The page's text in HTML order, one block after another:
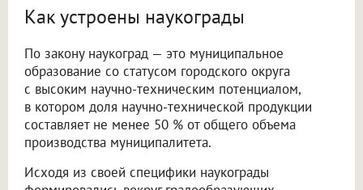
Как устроены наукограды
По закону наукоград — это муниципальное
образование со статусом городского округа
с высоким научно-техническим потенциалом,
в котором доля научно-технической продукции
составляет не менее 50 % от общего объема
производства муниципалитета.
Исходя из своей специфики наукограды